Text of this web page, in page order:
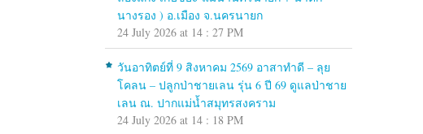
นางรอง ) อ.เมือง จ.นครนายก
24 July 2026 at 14 : 27 PM
วันอาทิตย์ที่ 9 สิงหาคม 2569 อาสาทำดี – ลุย
โคลน – ปลูกป่าชายเลน รุ่น 6 ปี 69 ดูแลป่าชาย
เลน ณ. ปากแม่น้ำสมุทรสงคราม
24 July 2026 at 14 : 18 PM